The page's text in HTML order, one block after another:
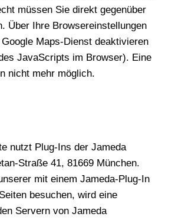
müssen Sie direkt gegenüber
Über Ihre Browsereinstellungen
Maps-Dienst deaktivieren
JavaScripts im Browser). Eine
nicht mehr möglich.
nutzt Plug-Ins der Jameda
Straße 41, 81669 München.
mit einem Jameda-Plug-In
besuchen, wird eine
Servern von Jameda